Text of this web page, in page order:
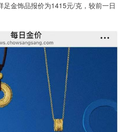
金饰品报价为1415元/克，较前一日